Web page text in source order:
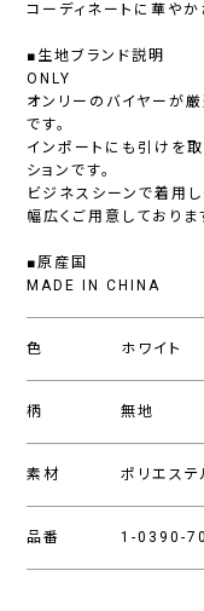
コーディネートに華やか
■生地ブランド説明
ONLY
オンリーのバイヤーが
です。
インポートにも引けを
ションです。
ビジネスシーンで着用
幅広くご用意しておりま
■原産国
MADE IN CHINA
色 ホワイト
柄 無地
素材 ポリエス
品番 1-0390-